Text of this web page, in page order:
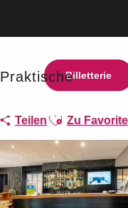
Billetterie
Praktische
Teilen Ajouter aux
Zu